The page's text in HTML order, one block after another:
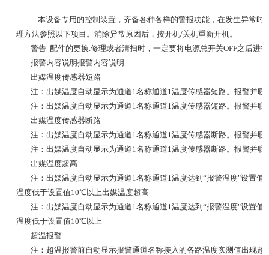
本设备专用的控制装置，齐备各种各样的警报功能，在发生异常
理方法参照以下项目。消除异常原因后，按开机/关机重新开机。
警告 配件的更换.修理或者清扫时，一定要将电源总开关OFF之后进
报警内容说明报警内容说明
出媒温度传感器短路
注：出媒温度自动显示为通道1名称通道1温度传感器短路。报警并联
注：出媒温度自动显示为通道1名称通道1温度传感器短路。报警并联
出媒温度传感器断路
注：出媒温度自动显示为通道1名称通道1温度传感器断路。报警并联
注：出媒温度自动显示为通道1名称通道1温度传感器断路。报警并联
出媒温度超高
注：出媒温度自动显示为通道1名称通道1温度达到“报警温度"设置值
温度低于设置值10℃以上出媒温度超高
注：出媒温度自动显示为通道1名称通道1温度达到“报警温度"设置值
温度低于设置值10℃以上
超温报警
注：超温报警前自动显示报警通道名称接入的各路温度实测值出现超